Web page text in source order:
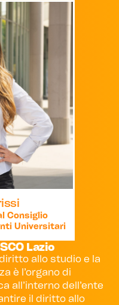
Consiglio
Universitari
Lazio
allo studio e la
è l’organo di
all’interno dell’ente
il diritto allo